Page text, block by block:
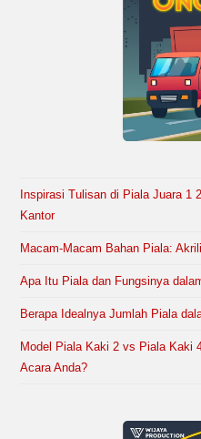
Inspirasi Tulisan di Piala Juara 1
Kantor
Macam-Macam Bahan Piala:
Apa Itu Piala dan Fungsinya
Berapa Idealnya Jumlah Piala
Model Piala Kaki 2 vs Piala Kaki
Acara Anda?